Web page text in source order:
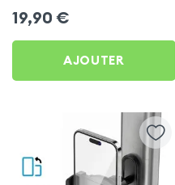
et Écran central pour
Huawei Pura 70 Pro
19,90 €
AJOUTER